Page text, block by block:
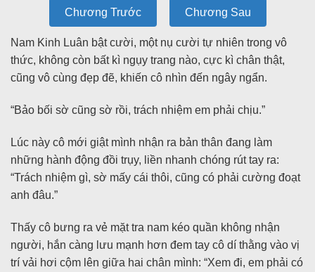
Chương Trước Chương Sau
Nam Kinh Luân bật cười, một nụ cười tự nhiên trong vô
thức, không còn bất kì ngụy trang nào, cực kì chân thật,
cũng vô cùng đẹp đẽ, khiến cô nhìn đến ngây ngẩn.
“Bảo bối sờ cũng sờ rồi, trách nhiệm em phải chịu.”
Lúc này cô mới giật mình nhận ra bản thân đang làm
những hành động đồi trụy, liền nhanh chóng rút tay ra:
“Trách nhiệm gì, sờ mấy cái thôi, cũng có phải cường đoạt
anh đâu.”
Thấy cô bưng ra vẻ mặt tra nam kéo quần không nhận
người, hắn càng lưu mạnh hơn đem tay cô dí thằng vào vị
trí vải hơi cộm lên giữa hai chân mình: “Xem đi, em phải có